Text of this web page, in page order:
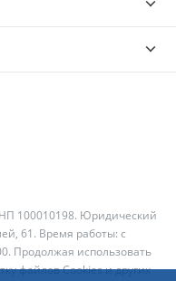
100010198. Юридический
61. Время работы: с
Продолжая использовать
файлов Cookies и других